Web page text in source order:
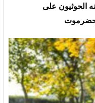
من 50 بهجوم شنه الحوثيون على